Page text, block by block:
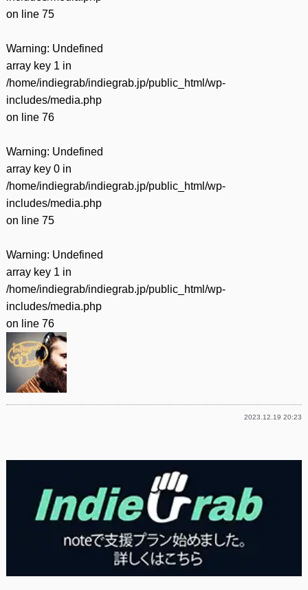
on line 75
Warning: Undefined
array key 1 in
/home/indiegrab/indiegrab.jp/public_html/wp-
includes/media.php
on line 76
Warning: Undefined
array key 0 in
/home/indiegrab/indiegrab.jp/public_html/wp-
includes/media.php
on line 75
Warning: Undefined
array key 1 in
/home/indiegrab/indiegrab.jp/public_html/wp-
includes/media.php
on line 76
2023.12.19 20:23